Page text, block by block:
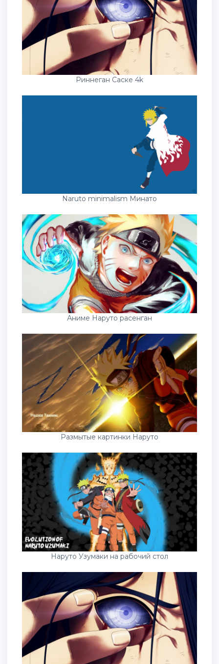
Риннеган Саске 4k
Naruto minimalism Минато
Аниме Наруто расенган
Размытые картинки Наруто
Наруто Узумаки на рабочий стол